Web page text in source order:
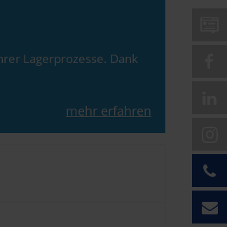
Lagerprozesse. Dank
mehr erfahren